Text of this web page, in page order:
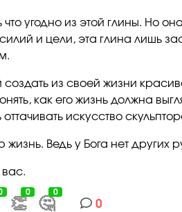
угодно из этой глины. Но
и цели, эта глина лишь
из своей жизни
как его жизнь должна
искусство
жизнь. Ведь у Бога нет других
вас.
👏
0
🤔
0
0